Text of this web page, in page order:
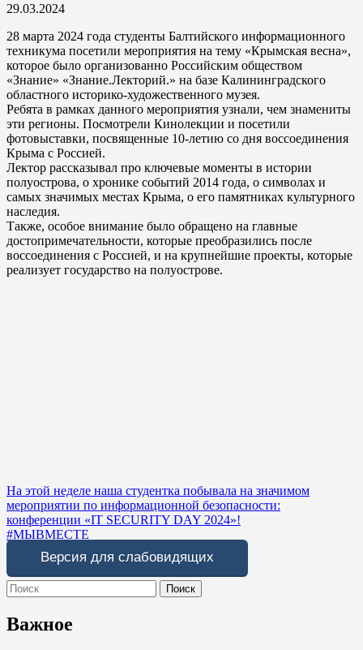
29.03.2024
28 марта 2024 года студенты Балтийского информационного
техникума посетили мероприятия на тему «Крымская весна»,
которое было организованно Российским обществом
«Знание» «Знание.Лекторий.» на базе Калининградского
областного историко-художественного музея.
Ребята в рамках данного мероприятия узнали, чем знамениты
эти регионы. Посмотрели Кинолекции и посетили
фотовыставки, посвященные 10-летию со дня воссоединения
Крыма с Россией.
Лектор рассказывал про ключевые моменты в истории
полуострова, о хронике событий 2014 года, о символах и
самых значимых местах Крыма, о его памятниках культурного
наследия.
Также, особое внимание было обращено на главные
достопримечательности, которые преобразились после
воссоединения с Россией, и на крупнейшие проекты, которые
реализует государство на полуострове.
Навигация
по
записям
На этой неделе наша студентка побывала на значимом
мероприятии по информационной безопасности:
конференции «IT SECURITY DAY 2024»!
#МЫВМЕСТЕ
Версия для слабовидящих
Search
for:
Важное